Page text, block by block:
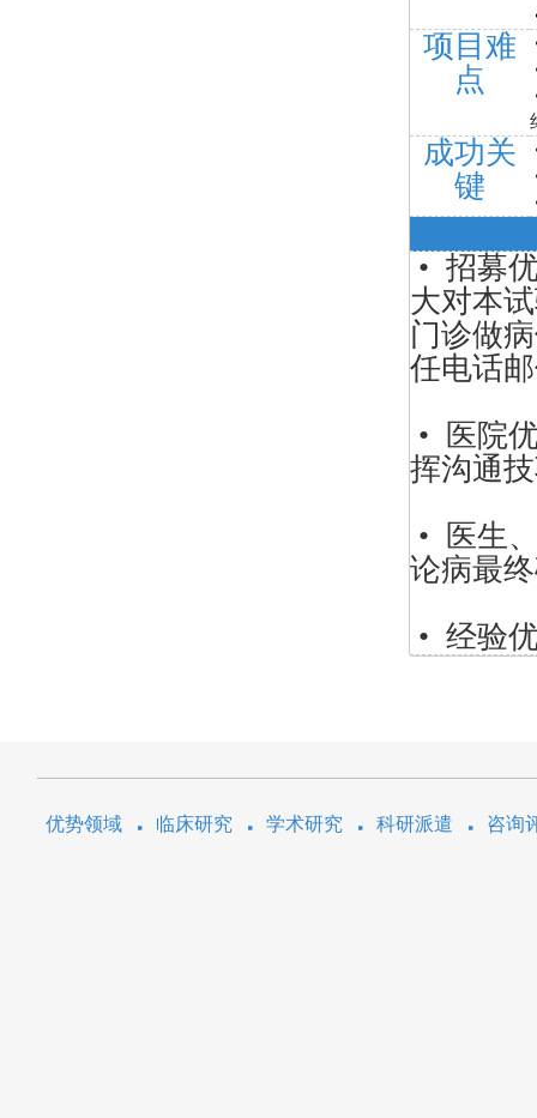
项目难
点
成功关
键
• 招募
大对本
门诊做
任电话
• 医院
挥沟通
• 医生
论病最
• 经验
优势领域 临床研究 学术研究 科研派遣 咨询